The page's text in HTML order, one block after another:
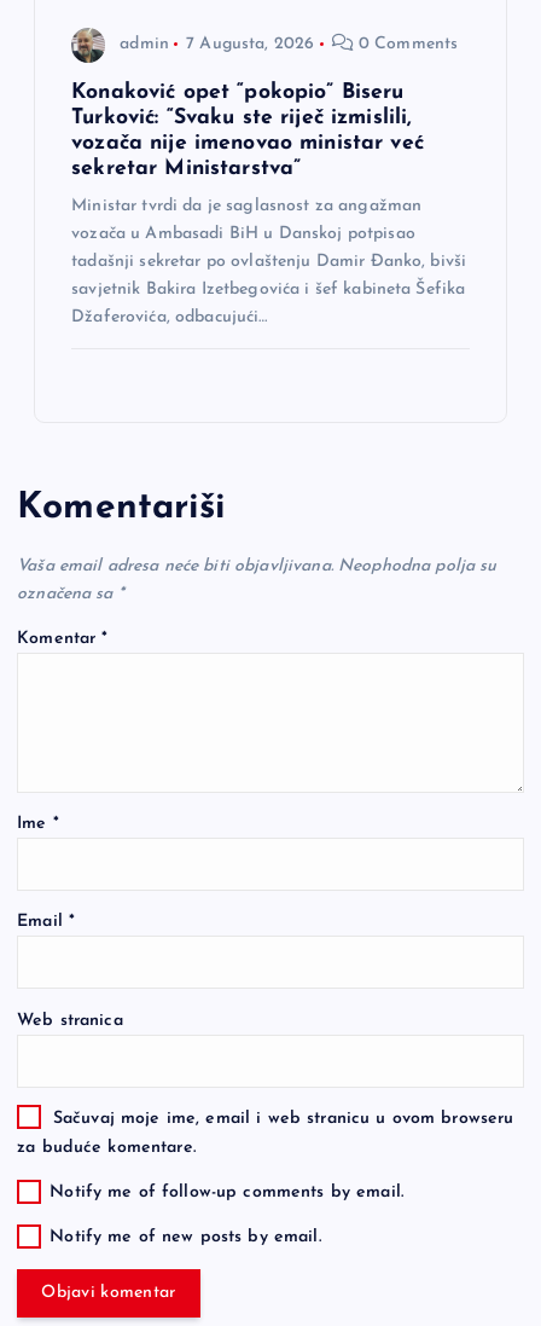
admin 7 Augusta, 2026 0 Comments
Konaković opet “pokopio” Biseru
Turković: “Svaku ste riječ izmislili,
vozača nije imenovao ministar već
sekretar Ministarstva”
Ministar tvrdi da je saglasnost za angažman
vozača u Ambasadi BiH u Danskoj potpisao
tadašnji sekretar po ovlaštenju Damir Đanko, bivši
savjetnik Bakira Izetbegovića i šef kabineta Šefika
Džaferovića, odbacujući…
Komentariši
Vaša email adresa neće biti objavljivana. Neophodna polja su
označena sa *
Komentar*
Ime *
Email *
Web stranica
Sačuvaj moje ime, email i web stranicu u ovom browseru
za buduće komentare.
Notify me of follow-up comments by email.
Notify me of new posts by email.